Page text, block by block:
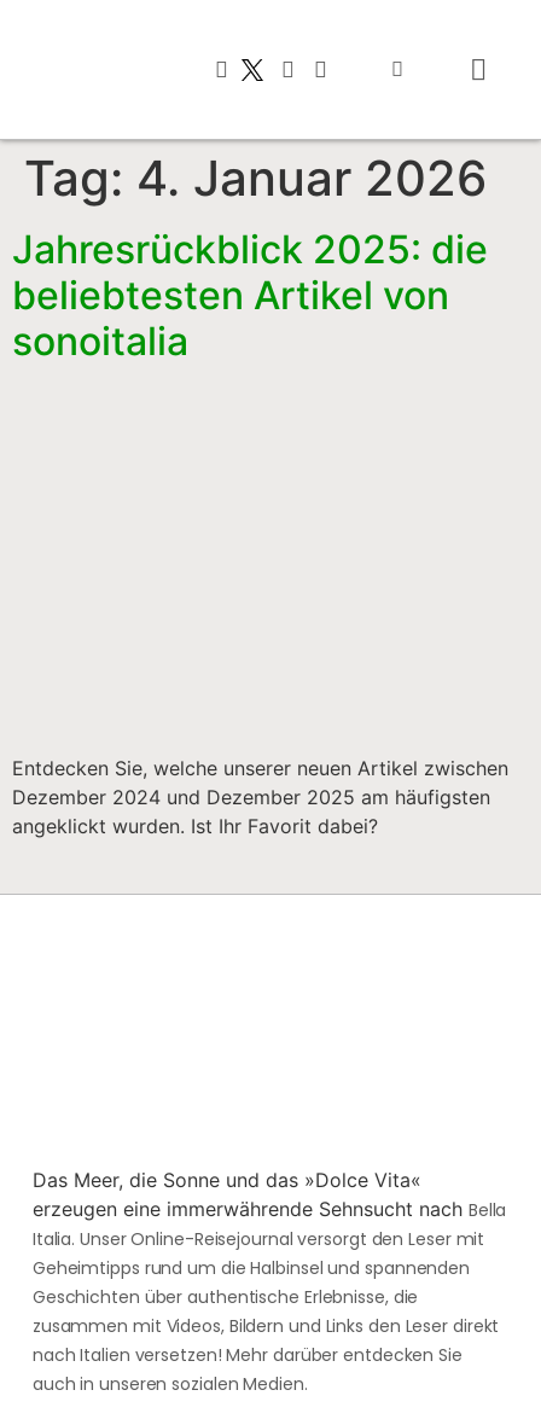
Tag: 4. Januar 2026
Jahresrückblick 2025: die
beliebtesten Artikel von
sonoitalia
Entdecken Sie, welche unserer neuen Artikel zwischen
Dezember 2024 und Dezember 2025 am häufigsten
angeklickt wurden. Ist Ihr Favorit dabei?
Das Meer, die Sonne und das »Dolce Vita«
erzeugen eine immerwährende Sehnsucht nach Bella
Italia. Unser Online-Reisejournal versorgt den Leser mit
Geheimtipps rund um die Halbinsel und spannenden
Geschichten über authentische Erlebnisse, die
zusammen mit Videos, Bildern und Links den Leser direkt
nach Italien versetzen! Mehr darüber entdecken Sie
auch in unseren sozialen Medien.